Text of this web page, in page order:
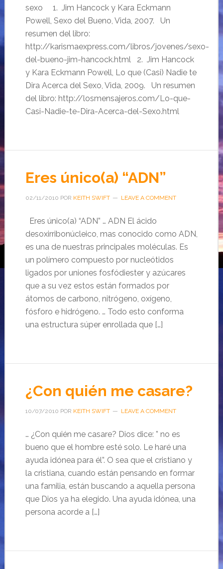
sexo 1. Jim Hancock y Kara Eckmann
Powell, Sexo del Bueno, Vida, 2007. Un
resumen del libro:
http://karismaexpress.com/libros/jovenes/sexo-
del-bueno-jim-hancock.html 2. Jim Hancock
y Kara Eckmann Powell, Lo que (Casi) Nadie te
Dira Acerca del Sexo, Vida, 2009. Un resumen
del libro: http://losmensajeros.com/Lo-que-
Casi-Nadie-te-Dira-Acerca-del-Sexo.html
Eres único(a) “ADN”
02/11/2010 POR KEITH SWIFT LEAVE A COMMENT
Eres único(a) “ADN” … ADN El ácido
desoxirribonúcleico, mas conocido como ADN,
es una de nuestras principales moléculas. Es
un polímero compuesto por nucleótidos
ligados por uniones fosfódiester y azúcares
que a su vez estos están formados por
átomos de carbono, nitrógeno, oxígeno,
fósforo e hidrógeno. … Todo esto conforma
una estructura súper enrollada que […]
¿Con quién me casare?
10/07/2010 POR KEITH SWIFT LEAVE A COMMENT
… ¿Con quién me casare? Dios dice: ” no es
bueno que el hombre esté solo. Le haré una
ayuda idónea para él”. O sea que el cristiano y
la cristiana, cuando están pensando en formar
una familia, están buscando a aquella persona
que Dios ya ha elegido. Una ayuda idónea, una
persona acorde a […]